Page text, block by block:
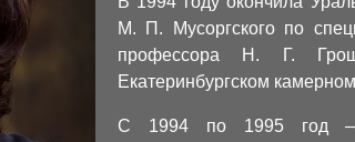
М. П. Мусоргского по
профессора Н. Г.
Екатеринбургском
С 1994 по 1995 год –